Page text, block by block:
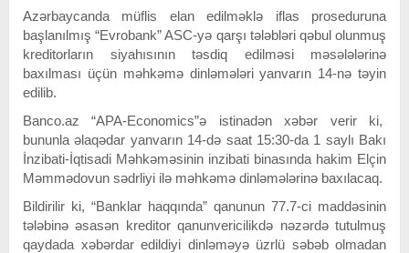
Azərbaycanda müflis elan edilməklə iflas proseduruna
başlanılmış “Evrobank” ASC-yə qarşı tələbləri qəbul olunmuş
kreditorların siyahısının təsdiq edilməsi məsələlərinə
baxılması üçün məhkəmə dinləmələri yanvarın 14-nə təyin
edilib.
Banco.az “APA-Economics”ə istinadən xəbər verir ki,
bununla əlaqədar yanvarın 14-də saat 15:30-da 1 saylı Bakı
İnzibati-İqtisadi Məhkəməsinin inzibati binasında hakim Elçin
Məmmədovun sədrliyi ilə məhkəmə dinləmələrinə baxılacaq.
Bildirilir ki, “Banklar haqqında” qanunun 77.7-ci maddəsinin
tələbinə əsasən kreditor qanunvericilikdə nəzərdə tutulmuş
qaydada xəbərdar edildiyi dinləməyə üzrlü səbəb olmadan